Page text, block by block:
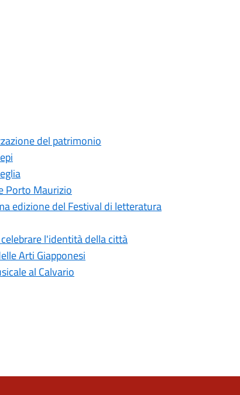
del patrimonio
Porto Maurizio
edizione del Festival di letteratura
l'identità della città
Arti Giapponesi
al Calvario